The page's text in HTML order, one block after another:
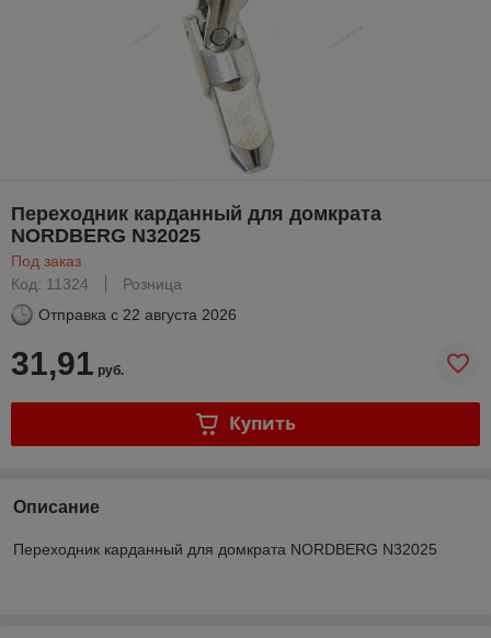
Переходник карданный для домкрата
NORDBERG N32025
Под заказ
Код: 11324
Розница
Отправка с 22 августа 2026
31,91 руб.
Купить
Описание
Переходник карданный для домкрата NORDBERG N32025